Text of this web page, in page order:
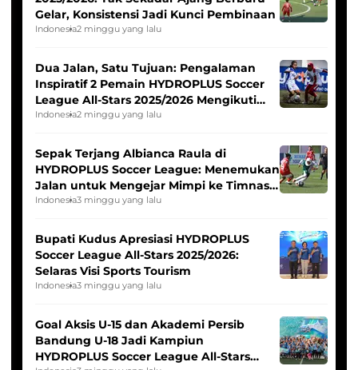
Gelar, Konsistensi Jadi Kunci Pembinaan
Indonesia2 minggu yang lalu
Dua Jalan, Satu Tujuan: Pengalaman
Inspiratif 2 Pemain HYDROPLUS Soccer
League All-Stars 2025/2026 Mengikuti
Seleksi Timnas Indonesia Putri
Indonesia2 minggu yang lalu
Sepak Terjang Albianca Raula di
HYDROPLUS Soccer League: Menemukan
Jalan untuk Mengejar Mimpi ke Timnas
Indonesia Putri
Indonesia3 minggu yang lalu
Bupati Kudus Apresiasi HYDROPLUS
Soccer League All-Stars 2025/2026:
Selaras Visi Sports Tourism
Indonesia3 minggu yang lalu
Goal Aksis U-15 dan Akademi Persib
Bandung U-18 Jadi Kampiun
HYDROPLUS Soccer League All-Stars